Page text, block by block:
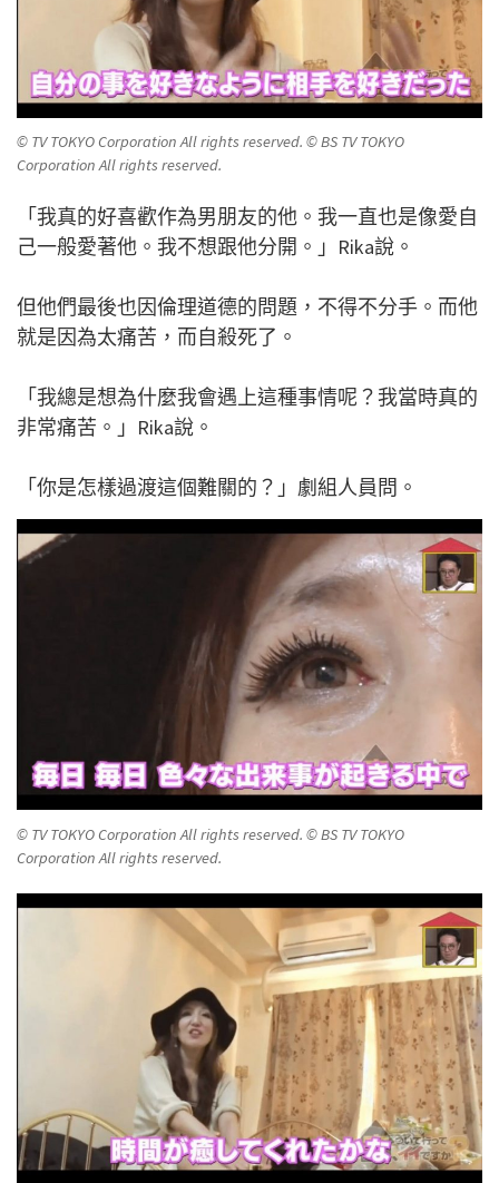
© TV TOKYO Corporation All rights reserved. © BS TV TOKYO
Corporation All rights reserved.
「我真的好喜歡作為男朋友的他。我一直也是像愛自
己一般愛著他。我不想跟他分開。」Rika說。
但他們最後也因倫理道德的問題，不得不分手。而他
就是因為太痛苦，而自殺死了。
「我總是想為什麼我會遇上這種事情呢？我當時真的
非常痛苦。」Rika說。
「你是怎樣過渡這個難關的？」劇組人員問。
© TV TOKYO Corporation All rights reserved. © BS TV TOKYO
Corporation All rights reserved.